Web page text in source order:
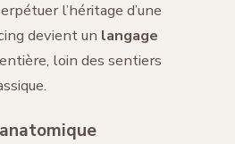
l’héritage d’une
devient un langage
loin des sentiers